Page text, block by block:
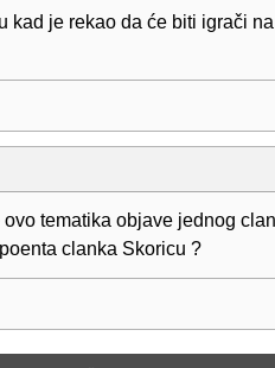
kad je rekao da će biti igrači
tematika objave jednog
clanka Skoricu ?